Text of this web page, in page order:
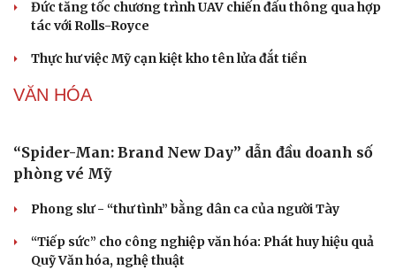
QUÂN SỰ - QUỐC PHÒNG
Tham vọng robot hóa quân đội, Ukraine đau đầu với
“ma trận” 550 biến thể
Đức tăng tốc chương trình UAV chiến đấu thông qua hợp
tác với Rolls-Royce
Thực hư việc Mỹ cạn kiệt kho tên lửa đắt tiền